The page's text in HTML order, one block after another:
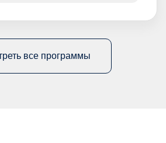
все программы